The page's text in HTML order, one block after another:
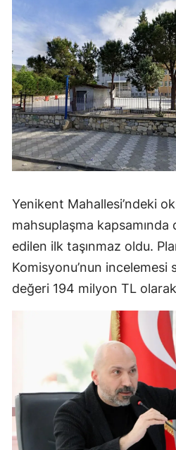
Yenikent Mahallesi’ndeki
mahsuplaşma
edilen ilk taşınmaz oldu.
Komisyonu’nun incelemesi
değeri 194 milyon TL